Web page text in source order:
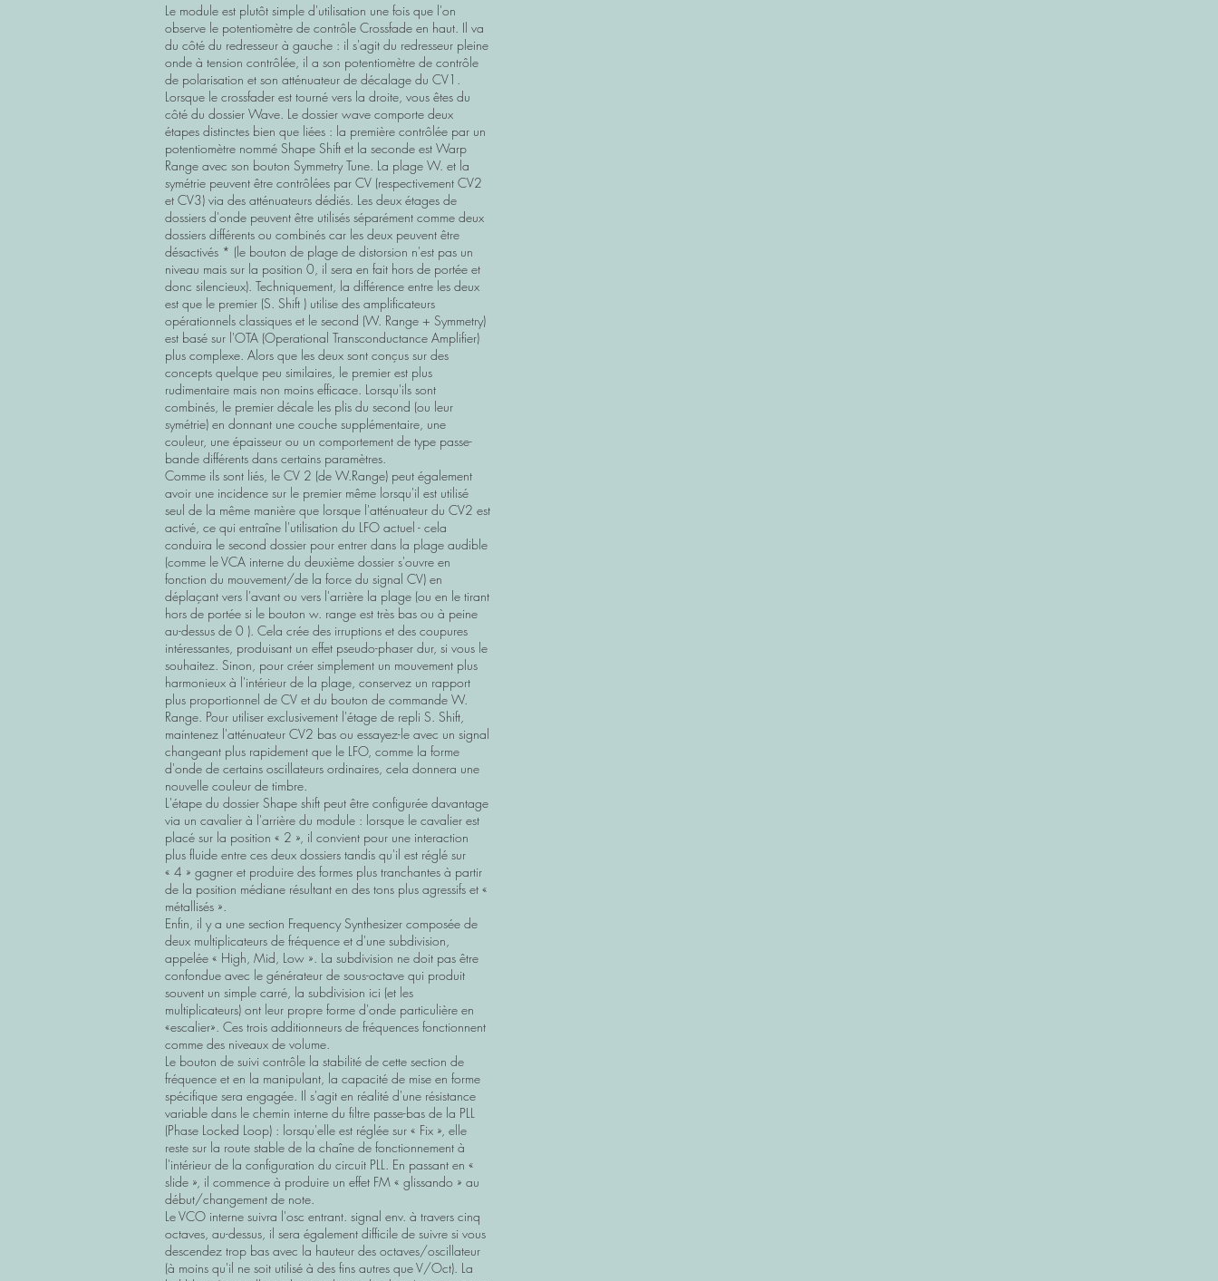
Le module est plutôt simple d'utilisation une fois que l'on
observe le potentiomètre de contrôle Crossfade en haut. Il va
du côté du redresseur à gauche : il s'agit du redresseur pleine
onde à tension contrôlée, il a son potentiomètre de contrôle
de polarisation et son atténuateur de décalage du CV1.
Lorsque le crossfader est tourné vers la droite, vous êtes du
côté du dossier Wave. Le dossier wave comporte deux
étapes distinctes bien que liées : la première contrôlée par un
potentiomètre nommé Shape Shift et la seconde est Warp
Range avec son bouton Symmetry Tune. La plage W. et la
symétrie peuvent être contrôlées par CV (respectivement CV2
et CV3) via des atténuateurs dédiés. Les deux étages de
dossiers d'onde peuvent être utilisés séparément comme deux
dossiers différents ou combinés car les deux peuvent être
désactivés * (le bouton de plage de distorsion n'est pas un
niveau mais sur la position 0, il sera en fait hors de portée et
donc silencieux). Techniquement, la différence entre les deux
est que le premier (S. Shift ) utilise des amplificateurs
opérationnels classiques et le second (W. Range + Symmetry)
est basé sur l'OTA (Operational Transconductance Amplifier)
plus complexe. Alors que les deux sont conçus sur des
concepts quelque peu similaires, le premier est plus
rudimentaire mais non moins efficace. Lorsqu'ils sont
combinés, le premier décale les plis du second (ou leur
symétrie) en donnant une couche supplémentaire, une
couleur, une épaisseur ou un comportement de type passe-
bande différents dans certains paramètres.
Comme ils sont liés, le CV 2 (de W.Range) peut également
avoir une incidence sur le premier même lorsqu'il est utilisé
seul de la même manière que lorsque l'atténuateur du CV2 est
activé, ce qui entraîne l'utilisation du LFO actuel - cela
conduira le second dossier pour entrer dans la plage audible
(comme le VCA interne du deuxième dossier s'ouvre en
fonction du mouvement/de la force du signal CV) en
déplaçant vers l'avant ou vers l'arrière la plage (ou en le tirant
hors de portée si le bouton w. range est très bas ou à peine
au-dessus de 0 ). Cela crée des irruptions et des coupures
intéressantes, produisant un effet pseudo-phaser dur, si vous le
souhaitez. Sinon, pour créer simplement un mouvement plus
harmonieux à l'intérieur de la plage, conservez un rapport
plus proportionnel de CV et du bouton de commande W.
Range. Pour utiliser exclusivement l'étage de repli S. Shift,
maintenez l'atténuateur CV2 bas ou essayez-le avec un signal
changeant plus rapidement que le LFO, comme la forme
d'onde de certains oscillateurs ordinaires, cela donnera une
nouvelle couleur de timbre.
L'étape du dossier Shape shift peut être configurée davantage
via un cavalier à l'arrière du module : lorsque le cavalier est
placé sur la position « 2 », il convient pour une interaction
plus fluide entre ces deux dossiers tandis qu'il est réglé sur
« 4 » gagner et produire des formes plus tranchantes à partir
de la position médiane résultant en des tons plus agressifs et «
métallisés ».
Enfin, il y a une section Frequency Synthesizer composée de
deux multiplicateurs de fréquence et d'une subdivision,
appelée « High, Mid, Low ». La subdivision ne doit pas être
confondue avec le générateur de sous-octave qui produit
souvent un simple carré, la subdivision ici (et les
multiplicateurs) ont leur propre forme d'onde particulière en
«escalier». Ces trois additionneurs de fréquences fonctionnent
comme des niveaux de volume.
Le bouton de suivi contrôle la stabilité de cette section de
fréquence et en la manipulant, la capacité de mise en forme
spécifique sera engagée. Il s'agit en réalité d'une résistance
variable dans le chemin interne du filtre passe-bas de la PLL
(Phase Locked Loop) : lorsqu'elle est réglée sur « Fix », elle
reste sur la route stable de la chaîne de fonctionnement à
l'intérieur de la configuration du circuit PLL. En passant en «
slide », il commence à produire un effet FM « glissando » au
début/changement de note.
Le VCO interne suivra l'osc entrant. signal env. à travers cinq
octaves, au-dessus, il sera également difficile de suivre si vous
descendez trop bas avec la hauteur des octaves/oscillateur
(à moins qu'il ne soit utilisé à des fins autres que V/Oct). La